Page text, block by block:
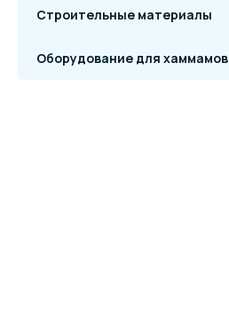
Строительные материалы
Оборудование для хаммамов